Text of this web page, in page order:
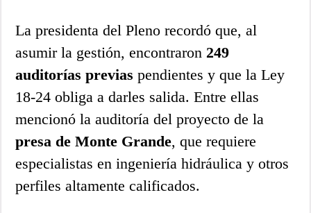
La presidenta del Pleno recordó que, al
asumir la gestión, encontraron 249
auditorías previas pendientes y que la Ley
18-24 obliga a darles salida. Entre ellas
mencionó la auditoría del proyecto de la
presa de Monte Grande, que requiere
especialistas en ingeniería hidráulica y otros
perfiles altamente calificados.